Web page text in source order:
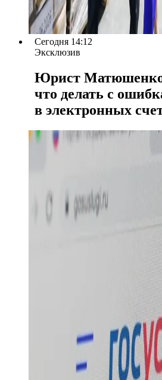
Сегодня 14:12
Эксклюзив
Юрист
что делать с
в электронных